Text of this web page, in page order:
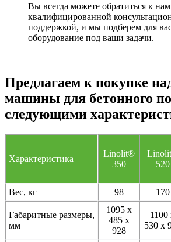
Вы всегда можете обратиться к нам
квалифицированной
поддержкой, и мы подберем для
оборудование под ваши задачи.
Предлагаем к покупке
машины для бетонного
следующими
Характеристика
Linolit®
350
520
Вес, кг 98 170
Габаритные размеры,
мм
1095 х
485 х
928
1100
530 х